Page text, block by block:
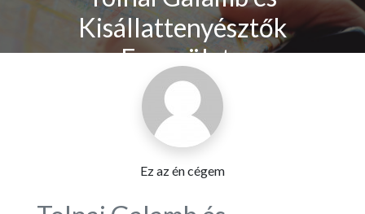
Kisállattenyésztők
Egyesülete
Ez az én cégem